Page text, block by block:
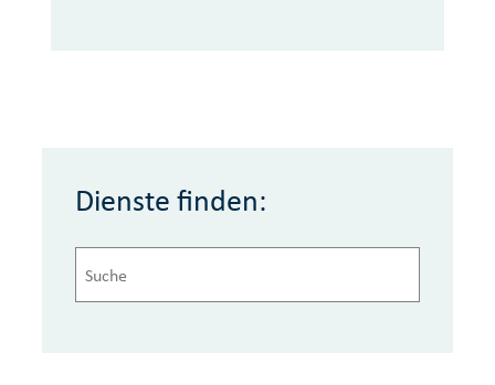
Dienste finden: